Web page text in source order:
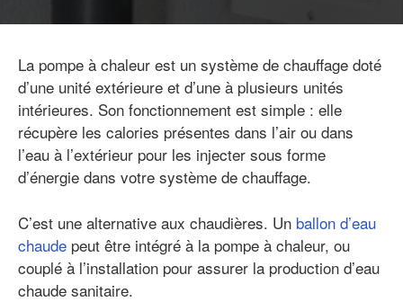
La pompe à chaleur est un système de chauffage doté
d’une unité extérieure et d’une à plusieurs unités
intérieures. Son fonctionnement est simple : elle
récupère les calories présentes dans l’air ou dans
l’eau à l’extérieur pour les injecter sous forme
d’énergie dans votre système de chauffage.
C’est une alternative aux chaudières. Un ballon d’eau
chaude peut être intégré à la pompe à chaleur, ou
couplé à l’installation pour assurer la production d’eau
chaude sanitaire.